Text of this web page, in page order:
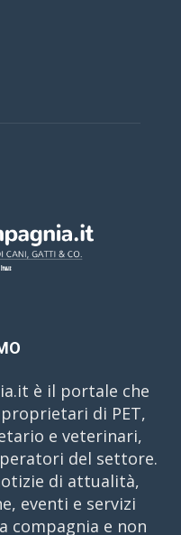
è il portale che
di PET,
e veterinari,
del settore.
di attualità,
eventi e servizi
compagnia e non